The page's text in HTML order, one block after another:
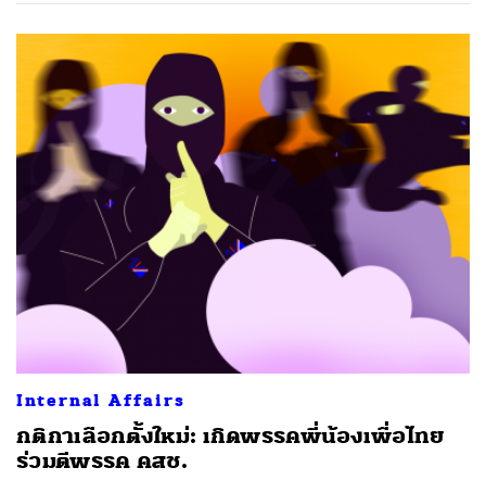
Internal Affairs
กติกาเลือกตั้งใหม่: เกิดพรรคพี่น้องเพื่อไทย
ร่วมตีพรรค คสช.